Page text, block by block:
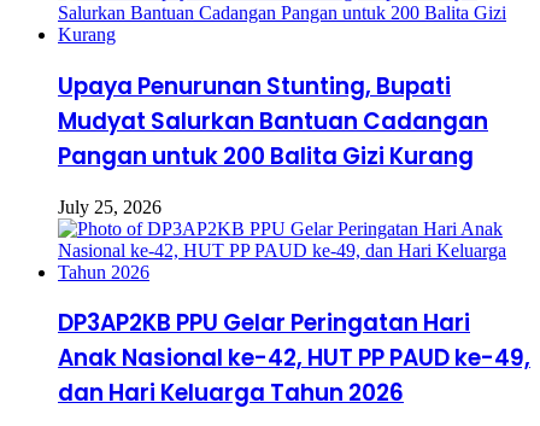
Upaya Penurunan Stunting, Bupati
Mudyat Salurkan Bantuan Cadangan
Pangan untuk 200 Balita Gizi Kurang
July 25, 2026
DP3AP2KB PPU Gelar Peringatan Hari
Anak Nasional ke-42, HUT PP PAUD ke-49,
dan Hari Keluarga Tahun 2026